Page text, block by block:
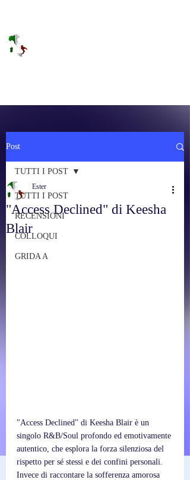
Post
TUTTI I POST
RECENSIONI
COLLOQUI
GRIDA A
TUTTI I POST
"Access Declined" di Keesha
Blair
Ester
"Access Declined" di Keesha Blair è un
singolo R&B/Soul profondo ed emotivamente
autentico, che esplora la forza silenziosa del
rispetto per sé stessi e dei confini personali.
Invece di raccontare la sofferenza amorosa